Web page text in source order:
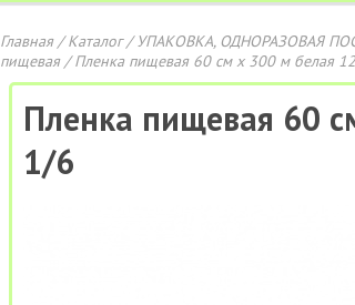
Главная/Каталог/УПАКОВКА, ОДНОРАЗОВАЯ
пищевая/ Пленка пищевая 60 см х 300 м белая
Пленка пищевая 60
1/6